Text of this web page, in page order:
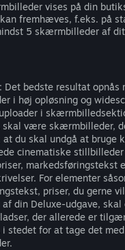
vises på din
fremhæves, f.eks. på
5 skærmbilleder af
Det bedste resultat opnås
i høj opløsning og
i
skal være skærmbilleder,
at du skal undgå at bruge
cinematiske
markedsføringstekst
For elementer
priser, du gerne
din Deluxe-udgave, skal
der allerede er
i stedet for at tage det